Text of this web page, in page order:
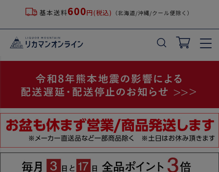
基本送料600円(税込) （北海道/沖縄/クール便除く）